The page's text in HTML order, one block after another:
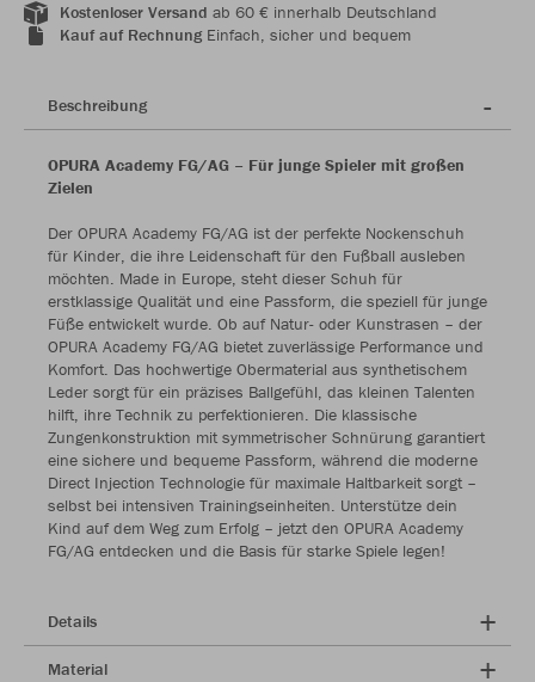
Kostenloser Versand ab 60 € innerhalb Deutschland
Kauf auf RechnungEinfach, sicher und bequem
Beschreibung
OPURA Academy FG/AG – Für junge Spieler mit großen
Zielen
Der OPURA Academy FG/AG ist der perfekte Nockenschuh
für Kinder, die ihre Leidenschaft für den Fußball ausleben
möchten. Made in Europe, steht dieser Schuh für
erstklassige Qualität und eine Passform, die speziell für junge
Füße entwickelt wurde. Ob auf Natur- oder Kunstrasen – der
OPURA Academy FG/AG bietet zuverlässige Performance und
Komfort. Das hochwertige Obermaterial aus synthetischem
Leder sorgt für ein präzises Ballgefühl, das kleinen Talenten
hilft, ihre Technik zu perfektionieren. Die klassische
Zungenkonstruktion mit symmetrischer Schnürung garantiert
eine sichere und bequeme Passform, während die moderne
Direct Injection Technologie für maximale Haltbarkeit sorgt –
selbst bei intensiven Trainingseinheiten. Unterstütze dein
Kind auf dem Weg zum Erfolg – jetzt den OPURA Academy
FG/AG entdecken und die Basis für starke Spiele legen!
Details
Material